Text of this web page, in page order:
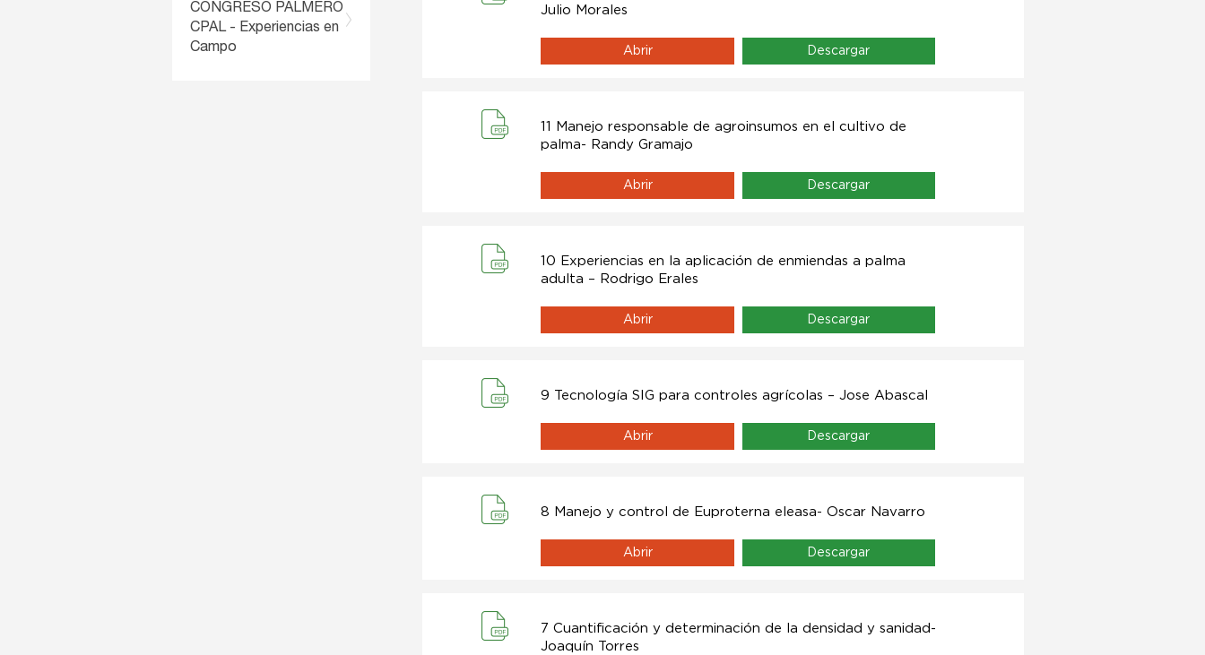
CONGRESO PALMERO
CPAL - Experiencias en
Campo
Julio Morales
Abrir Descargar
11 Manejo responsable de agroinsumos en el cultivo de
palma- Randy Gramajo
Abrir Descargar
10 Experiencias en la aplicación de enmiendas a palma
adulta – Rodrigo Erales
Abrir Descargar
9 Tecnología SIG para controles agrícolas – Jose Abascal
Abrir Descargar
8 Manejo y control de Euproterna eleasa- Oscar Navarro
Abrir Descargar
7 Cuantificación y determinación de la densidad y sanidad-
Joaquín Torres